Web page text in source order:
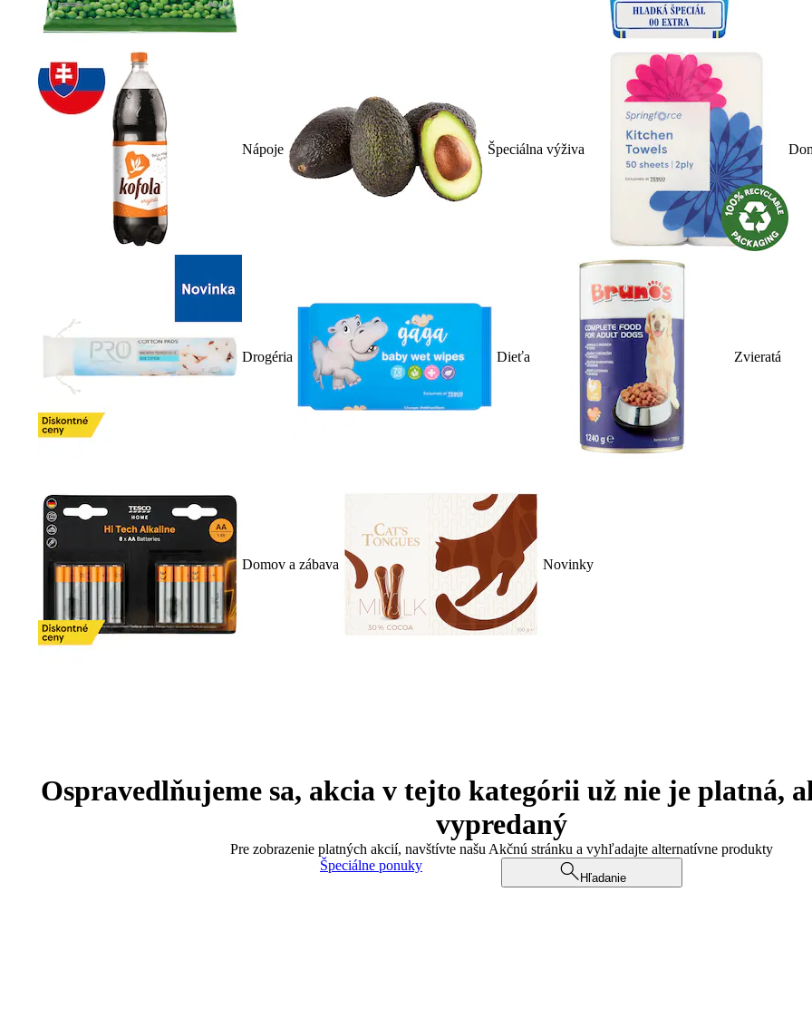
Nápoje Špeciálna výživa
Drogéria Dieťa Zvieratá
Domov a zábava Novinky
Ospravedlňujeme sa, akcia v tejto kategórii už nie je platná,
vypredaný
Pre zobrazenie platných akcií, navštívte našu Akčnú stránku a vyhľadajte alternatívne produkty
Špeciálne ponuky
Hľadanie